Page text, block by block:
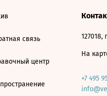
связь
центр
127018,
На
+7 495